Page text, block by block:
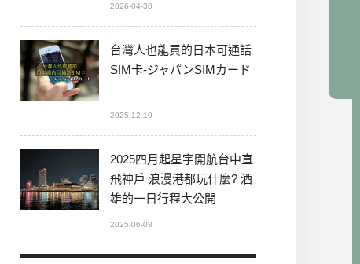
2026-04-30
台灣人也能買的日本可通話
SIM卡-ジャパンSIMカード
2025-12-10
2025四月起星宇開航台中直
飛神戶 浪漫港都玩什麼? 酒
雄的一日行程大公開
2025-06-08